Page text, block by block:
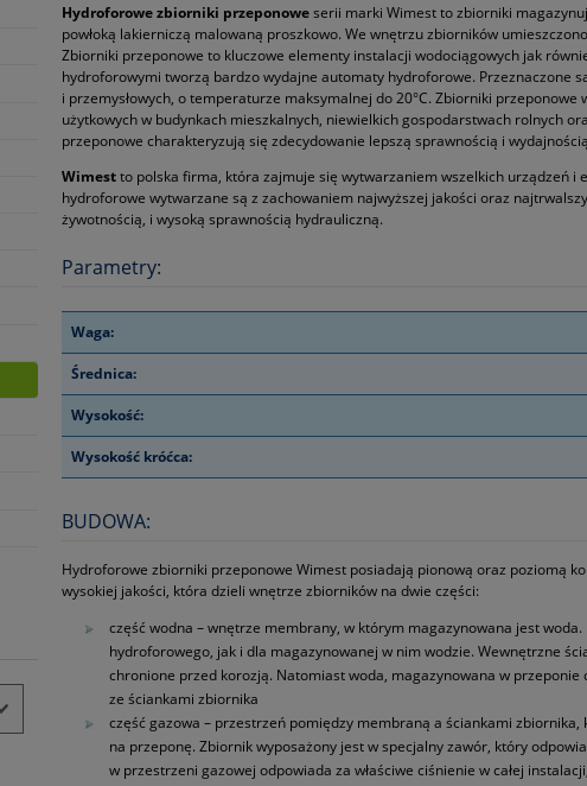
Hydroforowe zbiorniki przeponoweserii marki Wimest to zbiorniki
powłoką lakierniczą malowaną proszkowo. We wnętrzu zbiorników
Zbiorniki przeponowe to kluczowe elementy instalacji wodociągowych jak
hydroforowymi tworzą bardzo wydajne automaty hydroforowe. Przeznaczone
i przemysłowych, o temperaturze maksymalnej do 20°C. Zbiorniki
użytkowych w budynkach mieszkalnych, niewielkich gospodarstwach rolnych
przeponowe charakteryzują się zdecydowanie lepszą sprawnością i
Wimestto polska firma, która zajmuje się wytwarzaniem wszelkich urządzeń
hydroforowe wytwarzane są z zachowaniem najwyższej jakości oraz
żywotnością, i wysoką sprawnością hydrauliczną.
Parametry:
Waga:
Średnica:
Wysokość:
Wysokość króćca:
BUDOWA:
Hydroforowe zbiorniki przeponowe Wimest posiadają pionową oraz poziomą
wysokiej jakości, która dzieli wnętrze zbiorników na dwie części:
część wodna – wnętrze membrany, w którym magazynowana jest
hydroforowego, jak i dla magazynowanej w nim wodzie. Wewnętrzne
chronione przed korozją. Natomiast woda, magazynowana w
ze ściankami zbiornika
część gazowa – przestrzeń pomiędzy membraną a ściankami
na przeponę. Zbiornik wyposażony jest w specjalny zawór, który
w przestrzeni gazowej odpowiada za właściwe ciśnienie w całej